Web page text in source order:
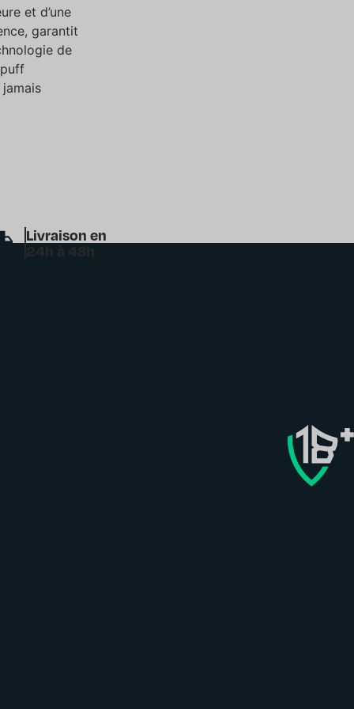
et d’une
garantit
de
Livraison en
24h à 48h